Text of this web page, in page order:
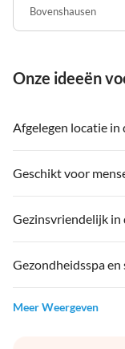
Bovenshausen
Onze ideeën
Afgelegen locatie in
Geschikt voor
Gezinsvriendelijk in
Gezondheidsspa
Meer Weergeven